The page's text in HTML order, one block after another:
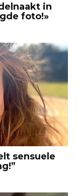
in
foto!»
sensuele